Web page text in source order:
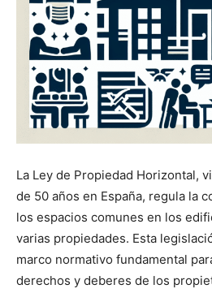
La Ley de Propiedad Horizontal,
de 50 años en España, regula la
los espacios comunes en los
varias propiedades. Esta
marco normativo fundamental
derechos y deberes de los